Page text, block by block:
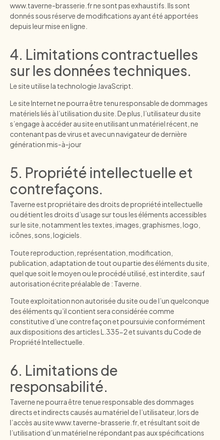
www.taverne-brasserie.frne sont pas exhaustifs. Ils sont
donnés sous réserve de modifications ayant été apportées
depuis leur mise en ligne.
4. Limitations contractuelles
sur les données techniques.
Le site utilise la technologie JavaScript.
Le site Internet ne pourra être tenu responsable de dommages
matériels liés à l’utilisation du site. De plus, l’utilisateur du site
s’engage à accéder au site en utilisant un matériel récent, ne
contenant pas de virus et avec un navigateur de dernière
génération mis-à-jour
5. Propriété intellectuelle et
contrefaçons.
Taverne est propriétaire des droits de propriété intellectuelle
ou détient les droits d’usage sur tous les éléments accessibles
sur le site, notamment les textes, images, graphismes, logo,
icônes, sons, logiciels.
Toute reproduction, représentation, modification,
publication, adaptation de tout ou partie des éléments du site,
quel que soit le moyen ou le procédé utilisé, est interdite, sauf
autorisation écrite préalable de : Taverne.
Toute exploitation non autorisée du site ou de l’un quelconque
des éléments qu’il contient sera considérée comme
constitutive d’une contrefaçon et poursuivie conformément
aux dispositions des articles L.335-2 et suivants du Code de
Propriété Intellectuelle.
6. Limitations de
responsabilité.
Taverne ne pourra être tenue responsable des dommages
directs et indirects causés au matériel de l’utilisateur, lors de
l’accès au site www.taverne-brasserie.fr, et résultant soit de
l’utilisation d’un matériel ne répondant pas aux spécifications